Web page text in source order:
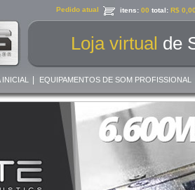
Pedido atual itens: 00 total: R$
Loja virtual de
| EQUIPAMENTOS DE SOM PROFISSIONAL